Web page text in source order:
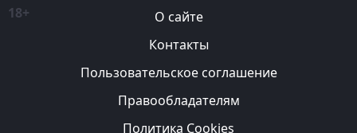
18+
О сайте
Контакты
Пользовательское соглашение
Правообладателям
Политика Cookies